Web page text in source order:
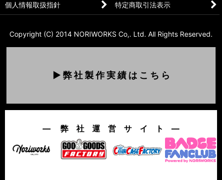
個人情報取扱指針 特定商取引法表示
Copyright (C) 2014 NORIWORKS Co,. Ltd. All Rights Reserved.
▶ 弊 社 製 作 実 績 は こ ち ら
― 弊 社 運 営 サ イ ト ―